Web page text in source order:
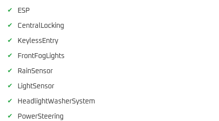
✔ ESP
✔ CentralLocking
✔ KeylessEntry
✔ FrontFogLights
✔ RainSensor
✔ LightSensor
✔ HeadlightWasherSystem
✔ PowerSteering